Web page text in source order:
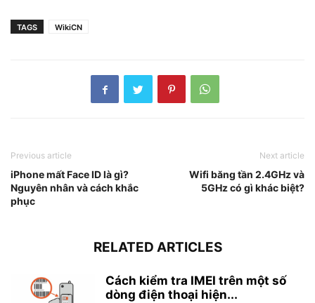
TAGS WikiCN
Previous article
iPhone mất Face ID là gì?
Nguyên nhân và cách khắc
phục
Next article
Wifi băng tần 2.4GHz và
5GHz có gì khác biệt?
RELATED ARTICLES
Cách kiểm tra IMEI trên một số
dòng điện thoại hiện...